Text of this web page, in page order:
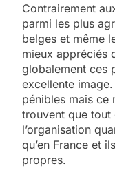
Contrairement
parmi les plus
belges et même
mieux appréciés
globalement ces
excellente
pénibles mais ce
trouvent que tout
l’organisation
qu’en France et
propres.